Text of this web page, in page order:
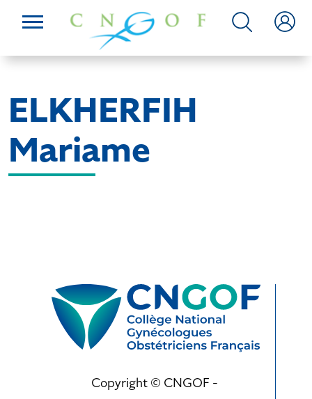
ELKHERFIH
Mariame
Copyright © CNGOF -